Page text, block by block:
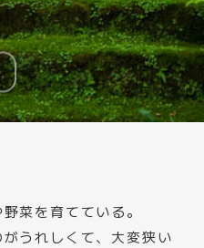
菜を育てている。
うれしくて、大変狭い